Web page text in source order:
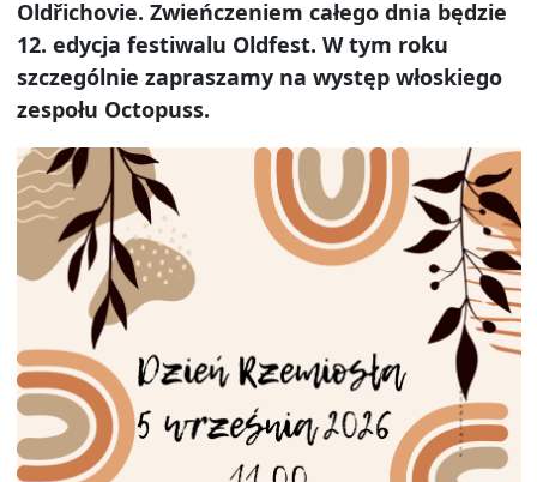
Oldřichovie. Zwieńczeniem całego dnia będzie
12. edycja festiwalu Oldfest. W tym roku
szczególnie zapraszamy na występ włoskiego
zespołu Octopuss.